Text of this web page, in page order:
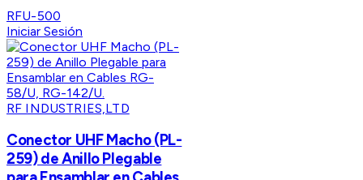
RFU-500
Iniciar Sesión
RF INDUSTRIES,LTD
Conector UHF Macho (PL-
259) de Anillo Plegable